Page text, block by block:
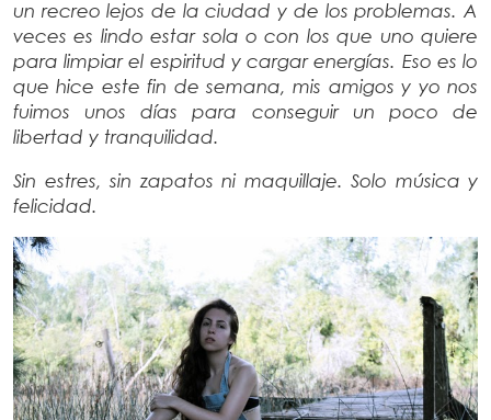
un recreo lejos de la ciudad y de los problemas. A
veces es lindo estar sola o con los que uno quiere
para limpiar el espiritud y cargar energías. Eso es lo
que hice este fin de semana, mis amigos y yo nos
fuimos unos días para conseguir un poco de
libertad y tranquilidad.
Sin estres, sin zapatos ni maquillaje. Solo música y
felicidad.